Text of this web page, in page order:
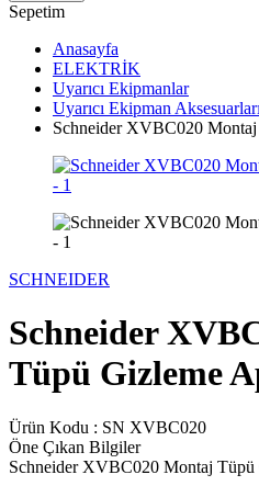
Sepetim
Anasayfa
ELEKTRİK
Uyarıcı Ekipmanlar
Uyarıcı Ekipman Aksesuarları
Schneider XVBC020 Montaj
SCHNEIDER
Schneider
Tüpü Gizleme
Ürün Kodu : SN XVBC020
Öne Çıkan Bilgiler
Schneider XVBC020 Montaj Tüpü